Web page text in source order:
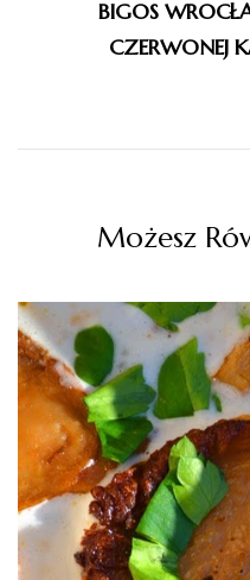
BIGOS
CZERWONEJ
Możesz